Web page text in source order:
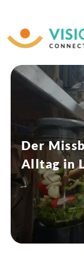
Der
Alltag in